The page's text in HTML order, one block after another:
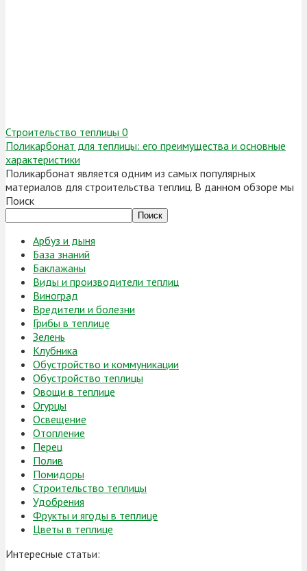
Строительство теплицы 0
Поликарбонат для теплицы: его преимущества и основные
характеристики
Поликарбонат является одним из самых популярных
материалов для строительства теплиц. В данном обзоре мы
Поиск
Поиск
Арбуз и дыня
База знаний
Баклажаны
Виды и производители теплиц
Виноград
Вредители и болезни
Грибы в теплице
Зелень
Клубника
Обустройство и коммуникации
Обустройство теплицы
Овощи в теплице
Огурцы
Освещение
Отопление
Перец
Полив
Помидоры
Строительство теплицы
Удобрения
Фрукты и ягоды в теплице
Цветы в теплице
Интересные статьи: